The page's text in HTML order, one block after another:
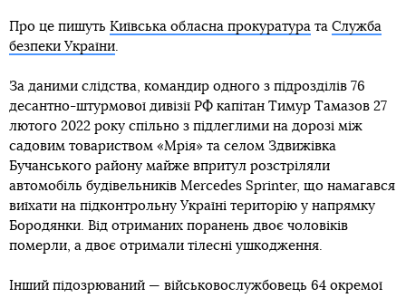
Про це пишуть Київська обласна прокуратура та Служба
безпеки України.
За даними слідства, командир одного з підрозділів 76
десантно-штурмової дивізії РФ капітан Тимур Тамазов 27
лютого 2022 року спільно з підлеглими на дорозі між
садовим товариством «Мрія» та селом Здвижівка
Бучанського району майже впритул розстріляли
автомобіль будівельників Mercedes Sprinter, що намагався
виїхати на підконтрольну Україні територію у напрямку
Бородянки. Від отриманих поранень двоє чоловіків
померли, а двоє отримали тілесні ушкодження.
Інший підозрюваний — військовослужбовець 64 окремої